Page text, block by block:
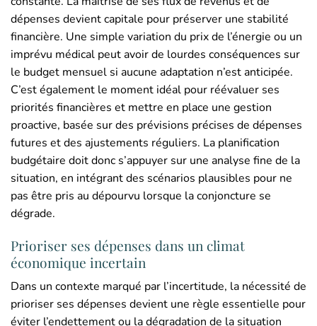
dépenses devient capitale pour préserver une stabilité
financière. Une simple variation du prix de l’énergie ou un
imprévu médical peut avoir de lourdes conséquences sur
le budget mensuel si aucune adaptation n’est anticipée.
C’est également le moment idéal pour réévaluer ses
priorités financières et mettre en place une gestion
proactive, basée sur des prévisions précises de dépenses
futures et des ajustements réguliers. La planification
budgétaire doit donc s’appuyer sur une analyse fine de la
situation, en intégrant des scénarios plausibles pour ne
pas être pris au dépourvu lorsque la conjoncture se
dégrade.
Prioriser ses dépenses dans un climat
économique incertain
Dans un contexte marqué par l’incertitude, la nécessité de
prioriser ses dépenses devient une règle essentielle pour
éviter l’endettement ou la dégradation de la situation